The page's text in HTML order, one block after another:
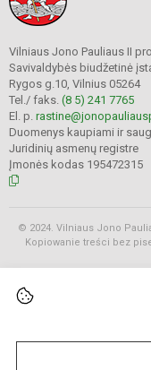
Vilniaus Jono Pauliaus II
Savivaldybės biudžetinė
Rygos g.10, Vilnius 05264
Tel./ faks. (8 5) 241 7765
El. p.
Duomenys kaupiami ir
Juridinių asmenų registre
Įmonės kodas 195472315
© 2024. Vilniaus Jono
Kopiowanie treści bez